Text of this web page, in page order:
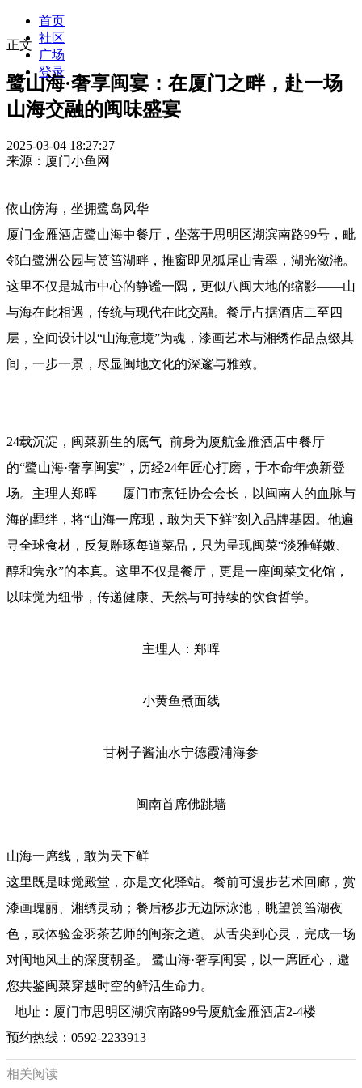
首页
社区
广场
登录
正文
鹭山海·奢享闽宴：在厦门之畔，赴一场
山海交融的闽味盛宴
2025-03-04 18:27:27
来源：厦门小鱼网
依山傍海，坐拥鹭岛风华
厦门金雁酒店鹭山海中餐厅，坐落于思明区湖滨南路99号，毗
邻白鹭洲公园与筼筜湖畔，推窗即见狐尾山青翠，湖光潋滟。
这里不仅是城市中心的静谧一隅，更似八闽大地的缩影——山
与海在此相遇，传统与现代在此交融。餐厅占据酒店二至四
层，空间设计以“山海意境”为魂，漆画艺术与湘绣作品点缀其
间，一步一景，尽显闽地文化的深邃与雅致。
24载沉淀，闽菜新生的底气 前身为厦航金雁酒店中餐厅
的“鹭山海·奢享闽宴”，历经24年匠心打磨，于本命年焕新登
场。主理人郑晖——厦门市烹饪协会会长，以闽南人的血脉与
海的羁绊，将“山海一席现，敢为天下鲜”刻入品牌基因。他遍
寻全球食材，反复雕琢每道菜品，只为呈现闽菜“淡雅鲜嫩、
醇和隽永”的本真。这里不仅是餐厅，更是一座闽菜文化馆，
以味觉为纽带，传递健康、天然与可持续的饮食哲学。
主理人：郑晖
小黄鱼煮面线
甘树子酱油水宁德霞浦海参
闽南首席佛跳墙
山海一席线，敢为天下鲜
这里既是味觉殿堂，亦是文化驿站。餐前可漫步艺术回廊，赏
漆画瑰丽、湘绣灵动；餐后移步无边际泳池，眺望筼筜湖夜
色，或体验金羽茶艺师的闽茶之道。从舌尖到心灵，完成一场
对闽地风土的深度朝圣。 鹭山海·奢享闽宴，以一席匠心，邀
您共鉴闽菜穿越时空的鲜活生命力。
地址：厦门市思明区湖滨南路99号厦航金雁酒店2-4楼
预约热线：0592-2233913
相关阅读